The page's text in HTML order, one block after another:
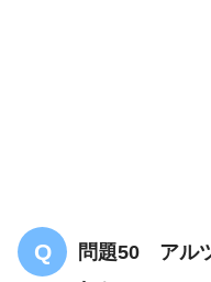
問題50 アル